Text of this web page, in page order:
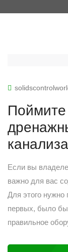
Если вы
важно для вас
Для этого нужно
первых, было
правильное